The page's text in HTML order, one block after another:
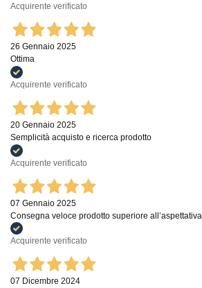
Acquirente verificato
26 Gennaio 2025
Ottima
Acquirente verificato
20 Gennaio 2025
Semplicità acquisto e ricerca prodotto
Acquirente verificato
07 Gennaio 2025
Consegna veloce prodotto superiore all’aspettativa
Acquirente verificato
07 Dicembre 2024